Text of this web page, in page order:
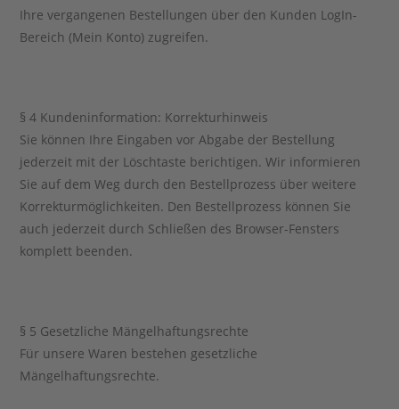
Ihre vergangenen Bestellungen über den Kunden LogIn-
Bereich (Mein Konto) zugreifen.
§ 4 Kundeninformation: Korrekturhinweis
Sie können Ihre Eingaben vor Abgabe der Bestellung
jederzeit mit der Löschtaste berichtigen. Wir informieren
Sie auf dem Weg durch den Bestellprozess über weitere
Korrekturmöglichkeiten. Den Bestellprozess können Sie
auch jederzeit durch Schließen des Browser-Fensters
komplett beenden.
§ 5 Gesetzliche Mängelhaftungsrechte
Für unsere Waren bestehen gesetzliche
Mängelhaftungsrechte.